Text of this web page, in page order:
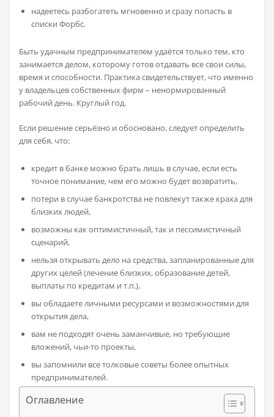
надеетесь разбогатеть мгновенно и сразу попасть в
списки Форбс.
Быть удачным предпринимателем удаётся только тем, кто
занимается делом, которому готов отдавать все свои силы,
время и способности. Практика свидетельствует, что именно
у владельцев собственных фирм – ненормированный
рабочий день. Круглый год.
Если решение серьёзно и обосновано, следует определить
для себя, что:
кредит в банке можно брать лишь в случае, если есть
точное понимание, чем его можно будет возвратить,
потери в случае банкротства не повлекут также краха для
близких людей,
возможны как оптимистичный, так и пессимистичный
сценарий,
нельзя открывать дело на средства, запланированные для
других целей (лечение близких, образование детей,
выплаты по кредитам и т.п.),
вы обладаете личными ресурсами и возможностями для
открытия дела,
вам не подходят очень заманчивые, но требующие
вложений, чьи-то проекты,
вы запомнили все толковые советы более опытных
предпринимателей.
Оглавление